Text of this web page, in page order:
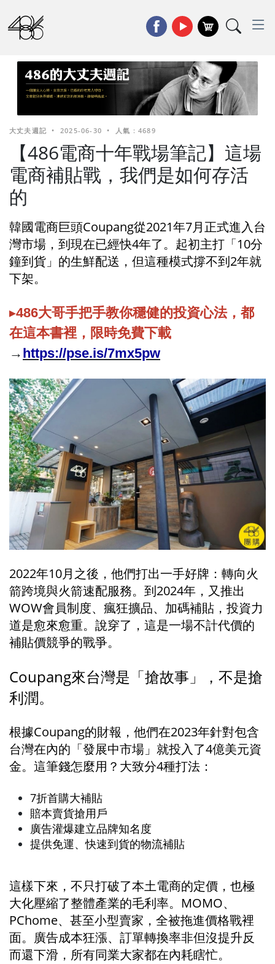
大丈夫週記 • 2025-06-30 • 人氣 : 4689
【486電商十年戰場筆記】這場
電商補貼戰，我們是如何存活
的
韓國電商巨頭Coupang從2021年7月正式進入台
灣市場，到現在已經快4年了。起初主打「10分
鐘到貨」的生鮮配送，但這種模式撐不到2年就
下架。
▸486大哥手把手教你穩健的投資心法，都
在這本書裡，限時免費下載
→ https://pse.is/7mx5pw
2022年10月之後，他們打出一手好牌：轉向火
箭跨境與火箭速配服務。到2024年，又推出
WOW會員制度、瘋狂擴品、加碼補貼，投資力
道是愈來愈重。說穿了，這是一場不計代價的
補貼價競爭的戰爭。
Coupang來台灣是「搶故事」，不是搶
利潤。
根據Coupang的財報，他們在2023年針對包含
台灣在內的「發展中市場」就投入了4億美元資
金。這筆錢怎麼用？大致分4種打法：
7折首購大補貼
賠本賣貨搶用戶
廣告灌爆建立品牌知名度
提供免運、快速到貨的物流補貼
這樣下來，不只打破了本土電商的定價，也極
大化壓縮了整體產業的毛利率。MOMO、
PChome、甚至小型賣家，全被拖進價格戰裡
面。廣告成本狂漲、訂單轉換率非但沒提升反
而還下滑，所有同業大家都在內耗瞎忙。